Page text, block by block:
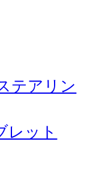
テアリン
レット